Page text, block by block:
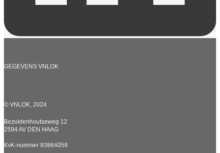
GEGEVENS VNLOK
© VNLOK, 2024
Bezuidenhoutseweg 12
2594 AV DEN HAAG
KvK-nummer 83864059